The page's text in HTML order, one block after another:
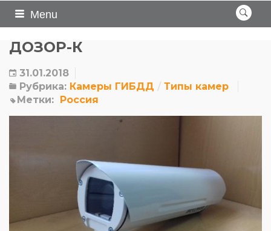
Menu
ДОЗОР-К
31.01.2018
Рубрика: Камеры ГИБДД
Типы камер
Метки: Россия